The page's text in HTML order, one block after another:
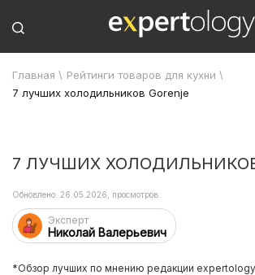
Главная \ Рейтинги товаров для кухни \
7 лучших холодильников Gorenje
7 ЛУЧШИХ ХОЛОДИЛЬНИКОВ
Эксперт
Николай Валерьевич
Обновлено: 26.05.2026, просмотров:
*Обзор лучших по мнению редакции